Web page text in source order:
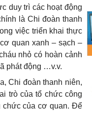
duy trì các hoạt động
là Chi đoàn thanh
việc triển khai thực
quan xanh – sạch –
nhỏ có hoàn cảnh
phát động …v.v.
Chi đoàn thanh niên,
trò của tổ chức công
chức của cơ quan. Để